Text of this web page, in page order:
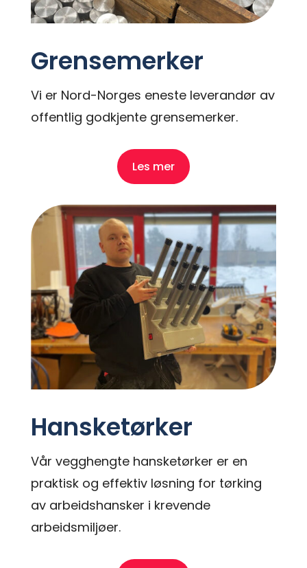
Grensemerker
Vi er Nord-Norges eneste leverandør av
offentlig godkjente grensemerker.
Les mer
Hansketørker
Vår vegghengte hansketørker er en
praktisk og effektiv løsning for tørking
av arbeidshansker i krevende
arbeidsmiljøer.